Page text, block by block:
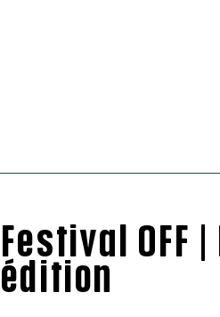
Festival OFF
édition